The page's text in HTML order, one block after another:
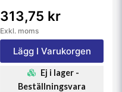
313,75 kr
Exkl. moms
Lägg I Varukorgen
Ej i lager -
Beställningsvara